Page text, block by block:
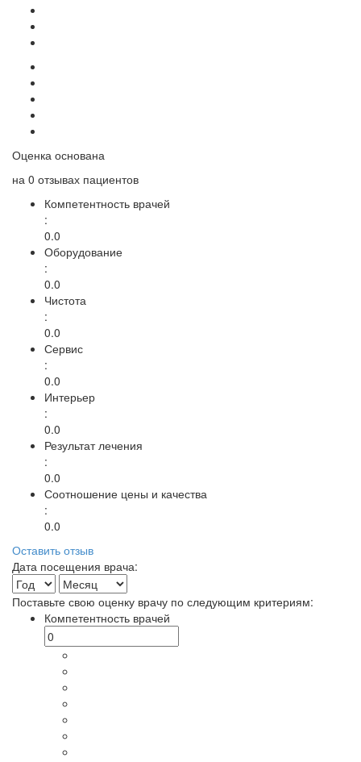
Оценка основана
на 0 отзывах пациентов
Компетентность врачей
:
0.0
Оборудование
:
0.0
Чистота
:
0.0
Сервис
:
0.0
Интерьер
:
0.0
Результат лечения
:
0.0
Соотношение цены и качества
:
0.0
Оставить отзыв
Дата посещения врача:
Поставьте свою оценку врачу по следующим критериям:
Компетентность врачей